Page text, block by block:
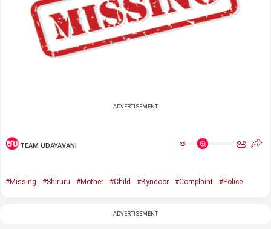
ADVERTISEMENT
TEAM UDAYAVANI ಅ ಅ
#Missing #Shiruru #Mother #Child #Byndoor #Complaint #Police
ADVERTISEMENT